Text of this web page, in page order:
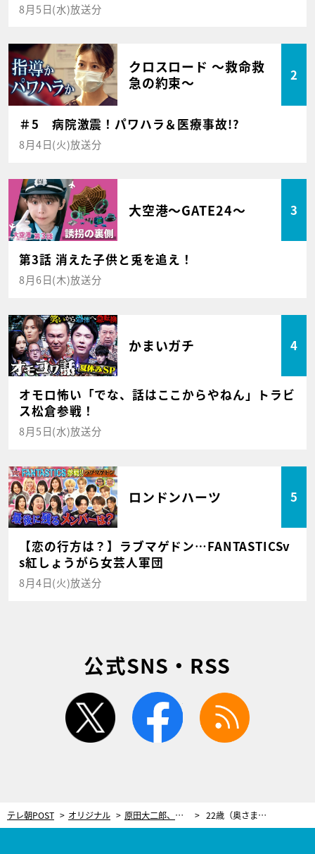
8月5日(水)放送分
クロスロード ～救命救
急の約束～
2
＃5 病院激震！パワハラ＆医療事故!?
8月4日(火)放送分
大空港～GATE24～ 3
第3話 消えた子供と兎を追え！
8月6日(木)放送分
かまいガチ 4
オモロ怖い「でな、話はここからやねん」トラビ
ス松倉参戦！
8月5日(水)放送分
ロンドンハーツ 5
【恋の行方は？】ラブマゲドン…FANTASTICSv
s紅しょうがら女芸人軍団
8月4日(火)放送分
公式SNS・RSS
twitter facebook
テレ朝POST オリジナル 原田大二郎、高倉健さん＆森繁久彌さんとの共演で感じた変化「人との出会いが僕を育ててくれている」 22歳（奥さまと横浜で初デート）